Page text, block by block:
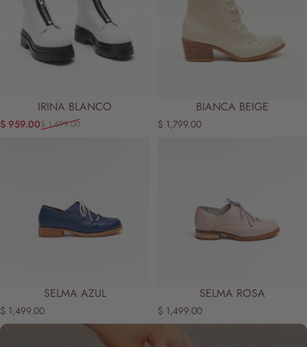
IRINA BLANCO
Precio de oferta
$ 959.00
Precio habitual
$ 1,699.00
BIANCA BEIGE
$ 1,799.00
SELMA AZUL
$ 1,499.00
SELMA ROSA
$ 1,499.00